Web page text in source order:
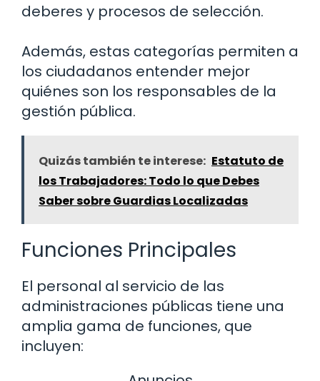
deberes y procesos de selección.
Además, estas categorías permiten a
los ciudadanos entender mejor
quiénes son los responsables de la
gestión pública.
Quizás también te interese: Estatuto de
los Trabajadores: Todo lo que Debes
Saber sobre Guardias Localizadas
Funciones Principales
El personal al servicio de las
administraciones públicas tiene una
amplia gama de funciones, que
incluyen: